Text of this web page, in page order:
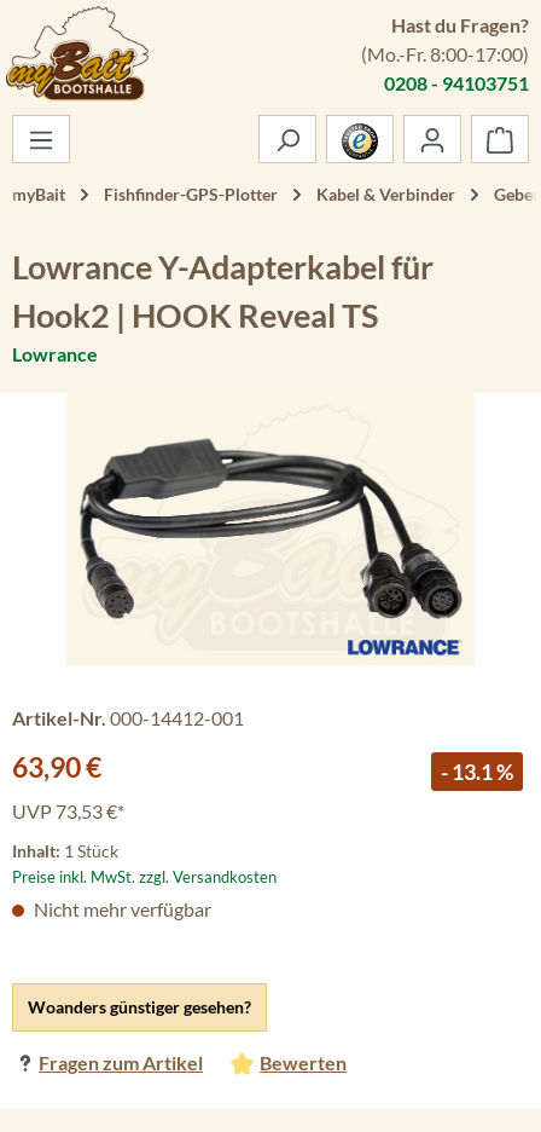
Zum Hauptinhalt springen
Hast du Fragen?
(Mo.-Fr. 8:00-17:00)
0208 - 94103751
myBait Fishfinder-GPS-Plotter Kabel & Verbinder
Lowrance Y-Adapterkabel für
Hook2 | HOOK Reveal TS
Lowrance
Artikel-Nr. 000-14412-001
Verkaufspreis:
63,90 € - 13.1 %
UVP 73,53 €*
Inhalt: 1 Stück
Preise inkl. MwSt. zzgl. Versandkosten
Woanders günstiger gesehen?
Fragen zum Artikel Bewerten
Nicht mehr verfügbar